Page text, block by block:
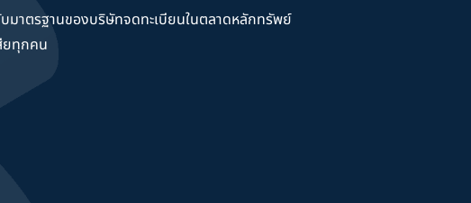
าตรฐานของบริษัทจดทะเบียนในตลาดหลักทรัพย์
ยทุกคน